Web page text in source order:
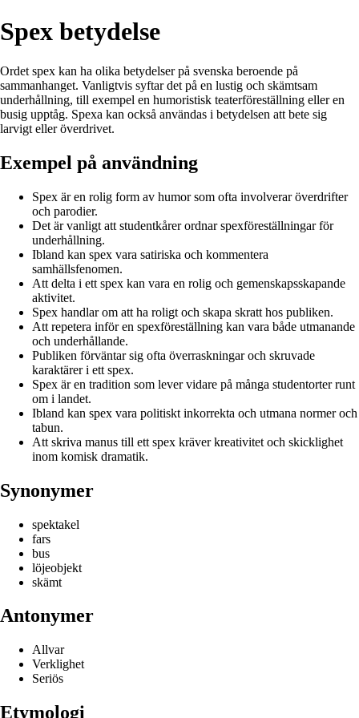
Spex betydelse
Ordet spex kan ha olika betydelser på svenska beroende på
sammanhanget. Vanligtvis syftar det på en lustig och skämtsam
underhållning, till exempel en humoristisk teaterföreställning eller en
busig upptåg. Spexa kan också användas i betydelsen att bete sig
larvigt eller överdrivet.
Exempel på användning
Spex är en rolig form av humor som ofta involverar överdrifter
och parodier.
Det är vanligt att studentkårer ordnar spexföreställningar för
underhållning.
Ibland kan spex vara satiriska och kommentera
samhällsfenomen.
Att delta i ett spex kan vara en rolig och gemenskapsskapande
aktivitet.
Spex handlar om att ha roligt och skapa skratt hos publiken.
Att repetera inför en spexföreställning kan vara både utmanande
och underhållande.
Publiken förväntar sig ofta överraskningar och skruvade
karaktärer i ett spex.
Spex är en tradition som lever vidare på många studentorter runt
om i landet.
Ibland kan spex vara politiskt inkorrekta och utmana normer och
tabun.
Att skriva manus till ett spex kräver kreativitet och skicklighet
inom komisk dramatik.
Synonymer
spektakel
fars
bus
löjeobjekt
skämt
Antonymer
Allvar
Verklighet
Seriös
Etymologi